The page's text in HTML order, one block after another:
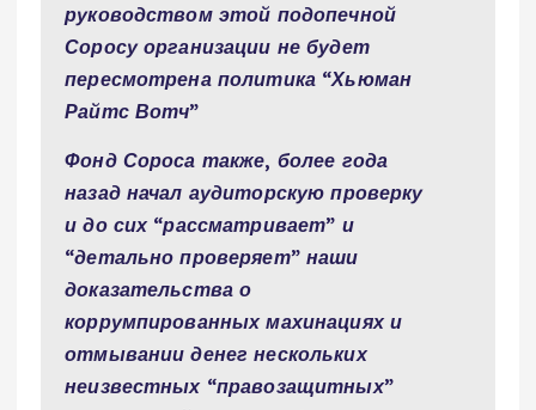
руководством этой подопечной
Соросу организации не будет
пересмотрена политика “Хьюман
Райтс Вотч”
Фонд Сороса также, более года
назад начал аудиторскую проверку
и до сих “рассматривает” и
“детально проверяет” наши
доказательства о
коррумпированных махинациях и
отмывании денег нескольких
неизвестных “правозащитных”